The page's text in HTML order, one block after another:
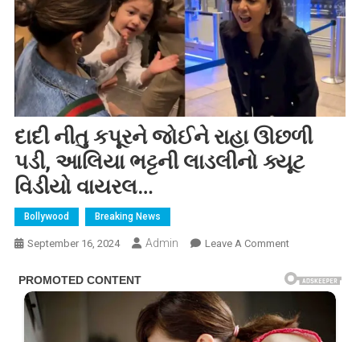
દાદી નીતુ કપૂરને જોઈને રાહા ઊછળી
પડી, આલિયા ભટ્ટની લાડલીનો ક્યૂટ
વિડીયો વાયરલ…
Bollywood Breaking News
September 16, 2024 Admin Leave A CommentOn
નીતુ
જોઈને
રાહા